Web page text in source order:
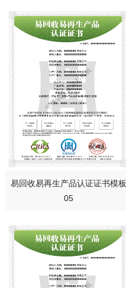
易回收易再生产品认证证书模板
05